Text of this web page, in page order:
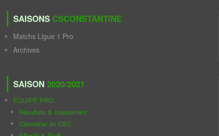
SAISONS CSCONSTANTINE
Matchs Ligue 1 Pro
Archives
SAISON 2020/2021
ÉQUIPE PRO
Résultats & classement
Calendrier du CSC